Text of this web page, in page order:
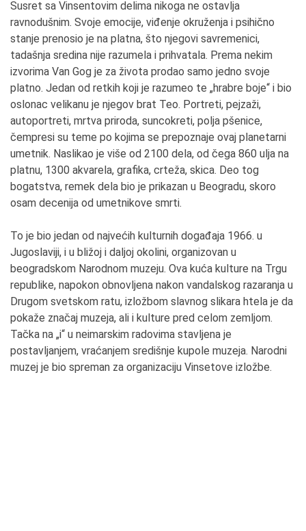
Susret sa Vinsentovim delima nikoga ne ostavlja
ravnodušnim. Svoje emocije, viđenje okruženja i psihično
stanje prenosio je na platna, što njegovi savremenici,
tadašnja sredina nije razumela i prihvatala. Prema nekim
izvorima Van Gog je za života prodao samo jedno svoje
platno. Jedan od retkih koji je razumeo te „hrabre boje“ i bio
oslonac velikanu je njegov brat Teo. Portreti, pejzaži,
autoportreti, mrtva priroda, suncokreti, polja pšenice,
čempresi su teme po kojima se prepoznaje ovaj planetarni
umetnik. Naslikao je više od 2100 dela, od čega 860 ulja na
platnu, 1300 akvarela, grafika, crteža, skica. Deo tog
bogatstva, remek dela bio je prikazan u Beogradu, skoro
osam decenija od umetnikove smrti.
To je bio jedan od najvećih kulturnih događaja 1966. u
Jugoslaviji, i u bližoj i daljoj okolini, organizovan u
beogradskom Narodnom muzeju. Ova kuća kulture na Trgu
republike, napokon obnovljena nakon vandalskog razaranja u
Drugom svetskom ratu, izložbom slavnog slikara htela je da
pokaže značaj muzeja, ali i kulture pred celom zemljom.
Tačka na „i“ u neimarskim radovima stavljena je
postavljanjem, vraćanjem središnje kupole muzeja. Narodni
muzej je bio spreman za organizaciju Vinsetove izložbe.